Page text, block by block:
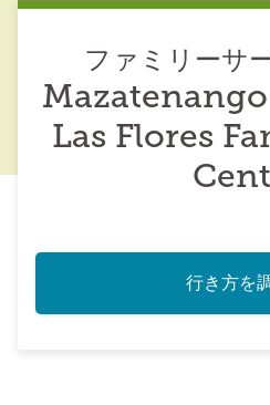
ファミリーサ
Las Flores
行き方を